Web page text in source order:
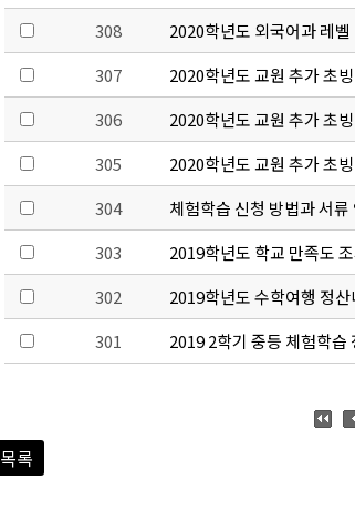
308
2020학년도 외국어과 레벨
307
2020학년도 교원 추가 초
306
2020학년도 교원 추가 초
305
2020학년도 교원 추가 초
304
체험학습 신청 방법과 서류
303
2019학년도 학교 만족도
302
2019학년도 수학여행 정산
301
2019 2학기 중등 체험학습
목록